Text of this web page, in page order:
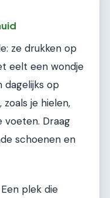
ze drukken op
eelt een wondje
dagelijks op
je hielen,
voeten. Draag
schoenen en
plek die